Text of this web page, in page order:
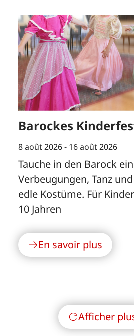
Barockes
8 août 2026 - 16 août 2026
Tauche in den Barock
Verbeugungen, Tanz
edle Kostüme. Für
10 Jahren
En savoir plus
Afficher